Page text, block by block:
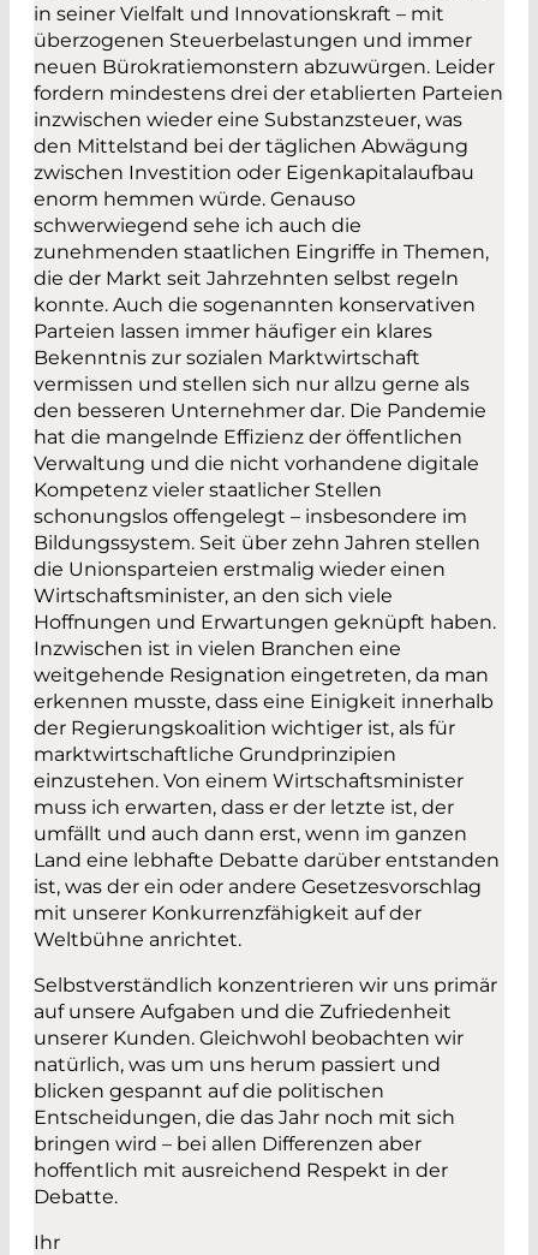
in seiner Vielfalt und Innovationskraft – mit
überzogenen Steuerbelastungen und immer
neuen Bürokratiemonstern abzuwürgen. Leider
fordern mindestens drei der etablierten Parteien
inzwischen wieder eine Substanzsteuer, was
den Mittelstand bei der täglichen Abwägung
zwischen Investition oder Eigenkapitalaufbau
enorm hemmen würde. Genauso
schwerwiegend sehe ich auch die
zunehmenden staatlichen Eingriffe in Themen,
die der Markt seit Jahrzehnten selbst regeln
konnte. Auch die sogenannten konservativen
Parteien lassen immer häufiger ein klares
Bekenntnis zur sozialen Marktwirtschaft
vermissen und stellen sich nur allzu gerne als
den besseren Unternehmer dar. Die Pandemie
hat die mangelnde Effizienz der öffentlichen
Verwaltung und die nicht vorhandene digitale
Kompetenz vieler staatlicher Stellen
schonungslos offengelegt – insbesondere im
Bildungssystem. Seit über zehn Jahren stellen
die Unionsparteien erstmalig wieder einen
Wirtschaftsminister, an den sich viele
Hoffnungen und Erwartungen geknüpft haben.
Inzwischen ist in vielen Branchen eine
weitgehende Resignation eingetreten, da man
erkennen musste, dass eine Einigkeit innerhalb
der Regierungskoalition wichtiger ist, als für
marktwirtschaftliche Grundprinzipien
einzustehen. Von einem Wirtschaftsminister
muss ich erwarten, dass er der letzte ist, der
umfällt und auch dann erst, wenn im ganzen
Land eine lebhafte Debatte darüber entstanden
ist, was der ein oder andere Gesetzesvorschlag
mit unserer Konkurrenzfähigkeit auf der
Weltbühne anrichtet.
Selbstverständlich konzentrieren wir uns primär
auf unsere Aufgaben und die Zufriedenheit
unserer Kunden. Gleichwohl beobachten wir
natürlich, was um uns herum passiert und
blicken gespannt auf die politischen
Entscheidungen, die das Jahr noch mit sich
bringen wird – bei allen Differenzen aber
hoffentlich mit ausreichend Respekt in der
Debatte.
Ihr